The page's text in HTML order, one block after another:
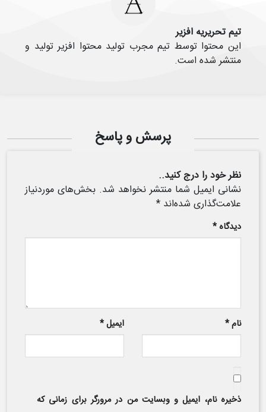
تیم تحریریه افزیر
این محتوا توسط تیم مجرب تولید محتوا افزیر تولید و
منتشر شده است.
پرسش و پاسخ
نظر خود را درج کنید..
نشانی ایمیل شما منتشر نخواهد شد. بخش‌های موردنیاز
علامت‌گذاری شده‌اند *
دیدگاه*
نام* ایمیل*
ذخیره نام، ایمیل و وبسایت من در مرورگر برای زمانی که